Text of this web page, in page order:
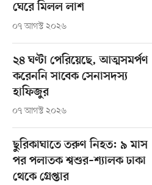
ঘেরে মিলল লাশ
০৭ আগস্ট ২০২৬
২৪ ঘণ্টা পেরিয়েছে, আত্মসমর্পণ
করেননি সাবেক সেনাসদস্য
হাফিজুর
০৭ আগস্ট ২০২৬
ছুরিকাঘাতে তরুণ নিহত: ৯ মাস
পর পলাতক শ্বশুর–শ্যালক ঢাকা
থেকে গ্রেপ্তার